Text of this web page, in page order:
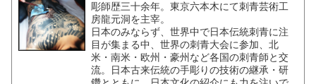
彫師歴三十余年。東京六本木にて刺青芸術工
房龍元洞を主宰。
日本のみならず、世界中で日本伝統刺青に注
目が集まる中、世界の刺青大会に参加、北
米・南米・欧州・豪州など各国の刺青師と交
流。日本古来伝統の手彫りの技術の継承・研